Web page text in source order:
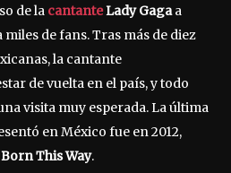
de la cantanteLady Gagaa
de fans. Tras más de diez
la cantante
de vuelta en el país, y todo
visita muy esperada. La última
en México fue en 2012,
Born This Way.